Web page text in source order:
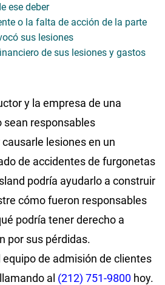
ese deber
o la falta de acción de la parte
sus lesiones
de sus lesiones y gastos
y la empresa de una
responsables
lesiones en un
de accidentes de furgonetas
podría ayudarlo a construir
cómo fueron responsables
podría tener derecho a
por sus pérdidas.
de admisión de clientes
al (212) 751-9800 hoy.